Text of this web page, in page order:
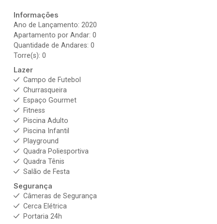
Informações
Ano de Lançamento: 2020
Apartamento por Andar: 0
Quantidade de Andares: 0
Torre(s): 0
Lazer
Campo de Futebol
Churrasqueira
Espaço Gourmet
Fitness
Piscina Adulto
Piscina Infantil
Playground
Quadra Poliesportiva
Quadra Tênis
Salão de Festa
Segurança
Câmeras de Segurança
Cerca Elétrica
Portaria 24h